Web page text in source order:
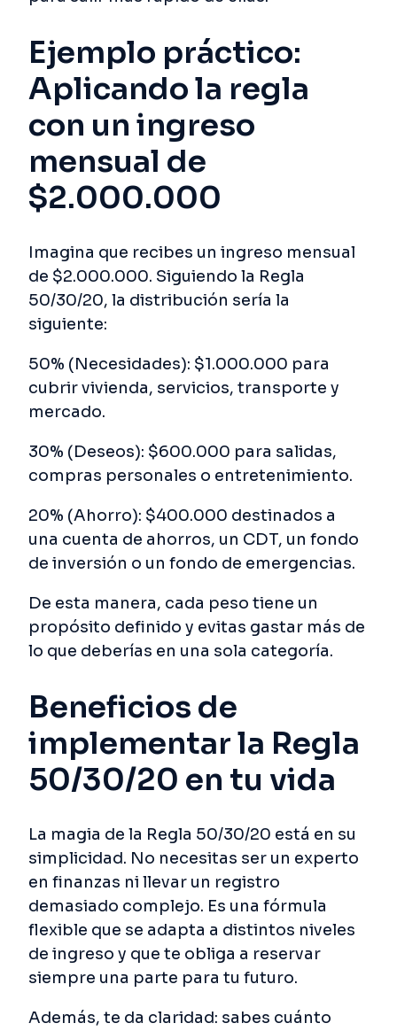
Ejemplo práctico:
Aplicando la regla
con un ingreso
mensual de
$2.000.000
Imagina que recibes un ingreso mensual
de $2.000.000. Siguiendo la Regla
50/30/20, la distribución sería la
siguiente:
50% (Necesidades): $1.000.000 para
cubrir vivienda, servicios, transporte y
mercado.
30% (Deseos): $600.000 para salidas,
compras personales o entretenimiento.
20% (Ahorro): $400.000 destinados a
una cuenta de ahorros, un CDT, un fondo
de inversión o un fondo de emergencias.
De esta manera, cada peso tiene un
propósito definido y evitas gastar más de
lo que deberías en una sola categoría.
Beneficios de
implementar la Regla
50/30/20 en tu vida
La magia de la Regla 50/30/20 está en su
simplicidad. No necesitas ser un experto
en finanzas ni llevar un registro
demasiado complejo. Es una fórmula
flexible que se adapta a distintos niveles
de ingreso y que te obliga a reservar
siempre una parte para tu futuro.
Además, te da claridad: sabes cuánto